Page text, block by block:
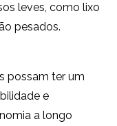
leves, como lixo
pesados.
possam ter um
e
a longo